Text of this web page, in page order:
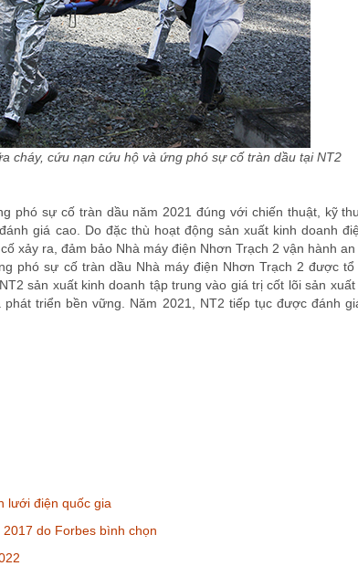
cháy, cứu nạn cứu hộ và ứng phó sự cố tràn dầu tại NT2
phó sự cố tràn dầu năm 2021 đúng với chiến thuật, kỹ
giá cao. Do đặc thù hoạt động sản xuất kinh doanh
xảy ra, đảm bảo Nhà máy điện Nhơn Trạch 2 vận hành
phó sự cố tràn dầu Nhà máy điện Nhơn Trạch 2 được tổ
sản xuất kinh doanh tập trung vào giá trị cốt lõi sản xuất
triển bền vững. Năm 2021, NT2 tiếp tục được đánh
lưới điện quốc gia
do Forbes bình chọn